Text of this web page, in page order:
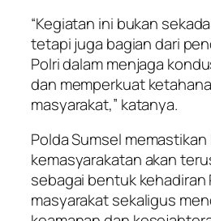
“Kegiatan ini bukan
tetapi juga bagian dari
Polri dalam menjaga
dan memperkuat
masyarakat,” katanya.
Polda Sumsel
kemasyarakatan akan
sebagai bentuk kehadiran
masyarakat sekaligus